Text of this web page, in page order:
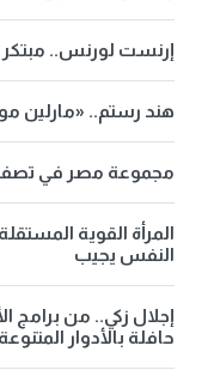
إرنست لورنس.. مبتكر
هند رستم.. «مارلين
مجموعة مصر في تصفيات
المرأة القوية
النفس يجيب
إجلال زكي.. من برامج
حافلة بالأدوار المتنوعة